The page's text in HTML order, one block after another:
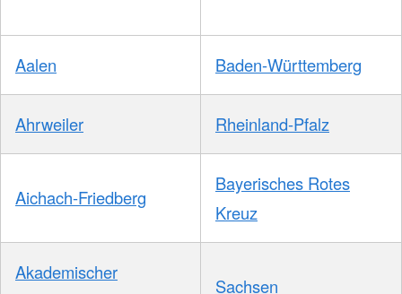
Aalen Baden-Württemberg
Ahrweiler Rheinland-Pfalz
Aichach-Friedberg
Bayerisches Rotes
Kreuz
Akademischer
Sachsen